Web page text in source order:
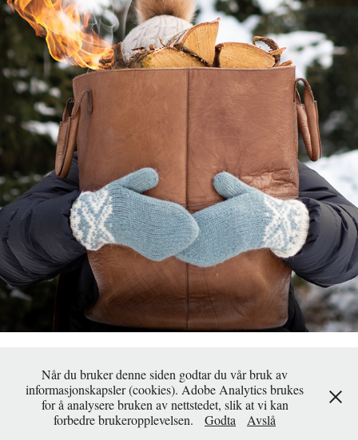
BÅL I VEDKURVEN
2022
Powered by Adobe Portfolio
Når du bruker denne siden godtar du vår bruk av
informasjonskapsler (cookies). Adobe Analytics brukes
for å analysere bruken av nettstedet, slik at vi kan
forbedre brukeropplevelsen.
Godta Avslå